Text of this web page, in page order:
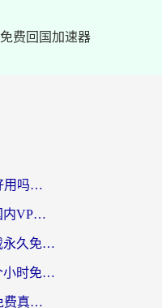
免费回国加速器
海外党必看：穿梭VPN好用吗？和云帆VPN对比哪个回国效果更好？附真实测评+避坑指南
海外党必看：如何选对国内VPN，实现无缝访问国内资源？
海外党必看：加速器下载永久免费版真的存在吗？教你无缝访问国内资源的正确姿势
海外党自救指南：用一个小时免费加速器，轻松打破国内资源访问壁垒？
海外党必看：中国VPN免费真的靠谱吗？手把手教你选对回国加速器